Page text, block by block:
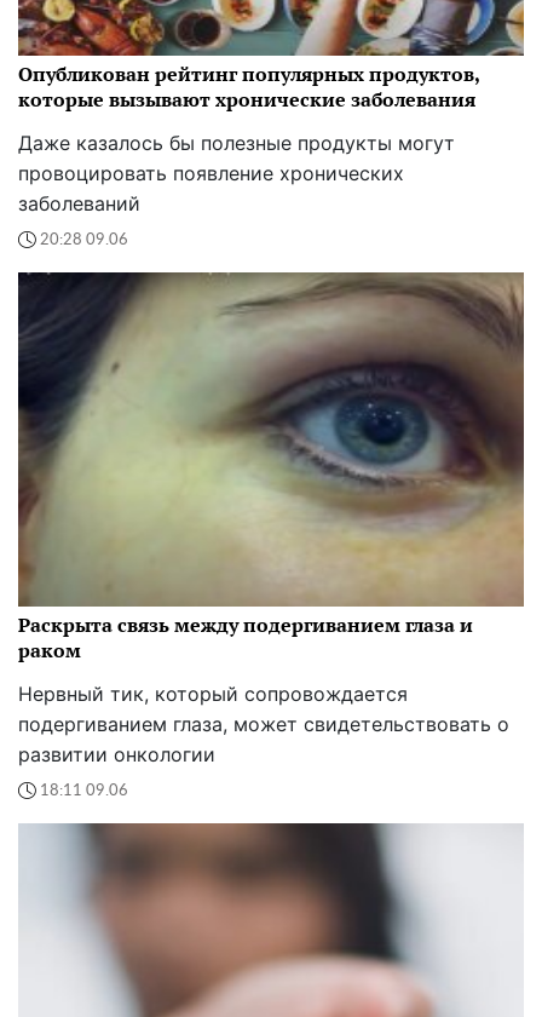
Опубликован рейтинг популярных продуктов,
которые вызывают хронические заболевания
Даже казалось бы полезные продукты могут
провоцировать появление хронических
заболеваний
20:28 09.06
Раскрыта связь между подергиванием глаза и
раком
Нервный тик, который сопровождается
подергиванием глаза, может свидетельствовать о
развитии онкологии
18:11 09.06